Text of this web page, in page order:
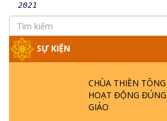
2021
SỰ KIỆN
CHÙA THIỀN
HOẠT ĐỘNG
GIÁO